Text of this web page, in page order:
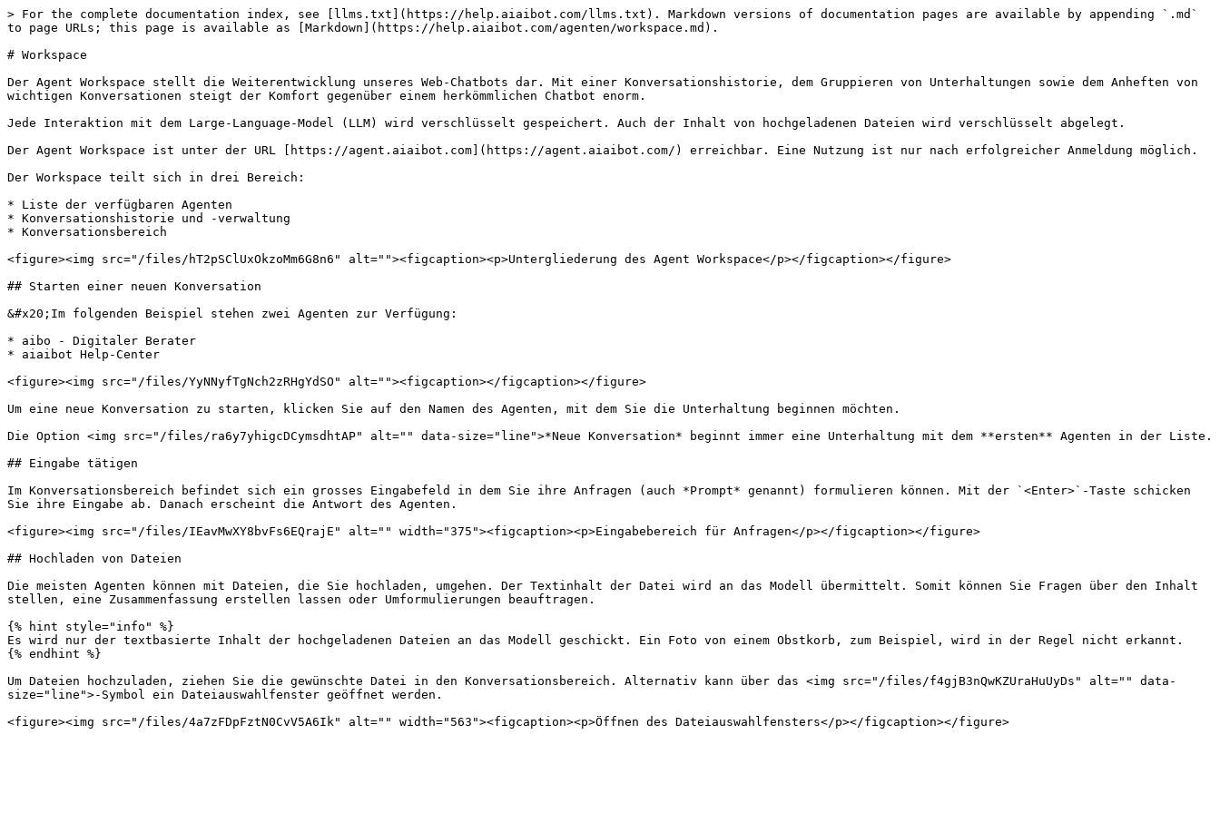
> For the complete documentation index, see [llms.txt](https://help.aiaibot.com/llms.txt). Markdown versions of documentation pages are available by appending `.md`
to page URLs; this page is available as [Markdown](https://help.aiaibot.com/agenten/workspace.md).
# Workspace
Der Agent Workspace stellt die Weiterentwicklung unseres Web-Chatbots dar. Mit einer Konversationshistorie, dem Gruppieren von Unterhaltungen sowie dem Anheften von
wichtigen Konversationen steigt der Komfort gegenüber einem herkömmlichen Chatbot enorm.
Jede Interaktion mit dem Large-Language-Model (LLM) wird verschlüsselt gespeichert. Auch der Inhalt von hochgeladenen Dateien wird verschlüsselt abgelegt.
Der Agent Workspace ist unter der URL [https://agent.aiaibot.com](https://agent.aiaibot.com/) erreichbar. Eine Nutzung ist nur nach erfolgreicher Anmeldung möglich.
Der Workspace teilt sich in drei Bereich:
* Liste der verfügbaren Agenten
* Konversationshistorie und -verwaltung
* Konversationsbereich
<figure><img src="/files/hT2pSClUxOkzoMm6G8n6" alt=""><figcaption><p>Untergliederung des Agent Workspace</p></figcaption></figure>
## Starten einer neuen Konversation
&#x20;Im folgenden Beispiel stehen zwei Agenten zur Verfügung:
* aibo - Digitaler Berater
* aiaibot Help-Center
<figure><img src="/files/YyNNyfTgNch2zRHgYdSO" alt=""><figcaption></figcaption></figure>
Um eine neue Konversation zu starten, klicken Sie auf den Namen des Agenten, mit dem Sie die Unterhaltung beginnen möchten.
Die Option <img src="/files/ra6y7yhigcDCymsdhtAP" alt="" data-size="line">*Neue Konversation* beginnt immer eine Unterhaltung mit dem **ersten** Agenten in der Liste.
## Eingabe tätigen
Im Konversationsbereich befindet sich ein grosses Eingabefeld in dem Sie ihre Anfragen (auch *Prompt* genannt) formulieren können. Mit der `<Enter>`-Taste schicken
Sie ihre Eingabe ab. Danach erscheint die Antwort des Agenten.
<figure><img src="/files/IEavMwXY8bvFs6EQrajE" alt="" width="375"><figcaption><p>Eingabebereich für Anfragen</p></figcaption></figure>
## Hochladen von Dateien
Die meisten Agenten können mit Dateien, die Sie hochladen, umgehen. Der Textinhalt der Datei wird an das Modell übermittelt. Somit können Sie Fragen über den Inhalt
stellen, eine Zusammenfassung erstellen lassen oder Umformulierungen beauftragen.
{% hint style="info" %}
Es wird nur der textbasierte Inhalt der hochgeladenen Dateien an das Modell geschickt. Ein Foto von einem Obstkorb, zum Beispiel, wird in der Regel nicht erkannt.
{% endhint %}
Um Dateien hochzuladen, ziehen Sie die gewünschte Datei in den Konversationsbereich. Alternativ kann über das <img src="/files/f4gjB3nQwKZUraHuUyDs" alt="" data-
size="line">-Symbol ein Dateiauswahlfenster geöffnet werden.